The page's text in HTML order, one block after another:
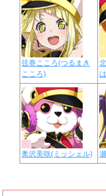
弦巻こころ(つるまき
こころ)
奥沢美咲(ミッシェル)